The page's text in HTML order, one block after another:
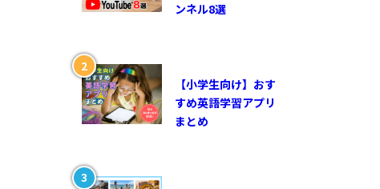
ンネル8選
【小学生向け】おす
すめ英語学習アプリ
まとめ